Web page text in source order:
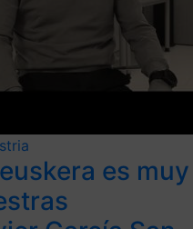
es muy